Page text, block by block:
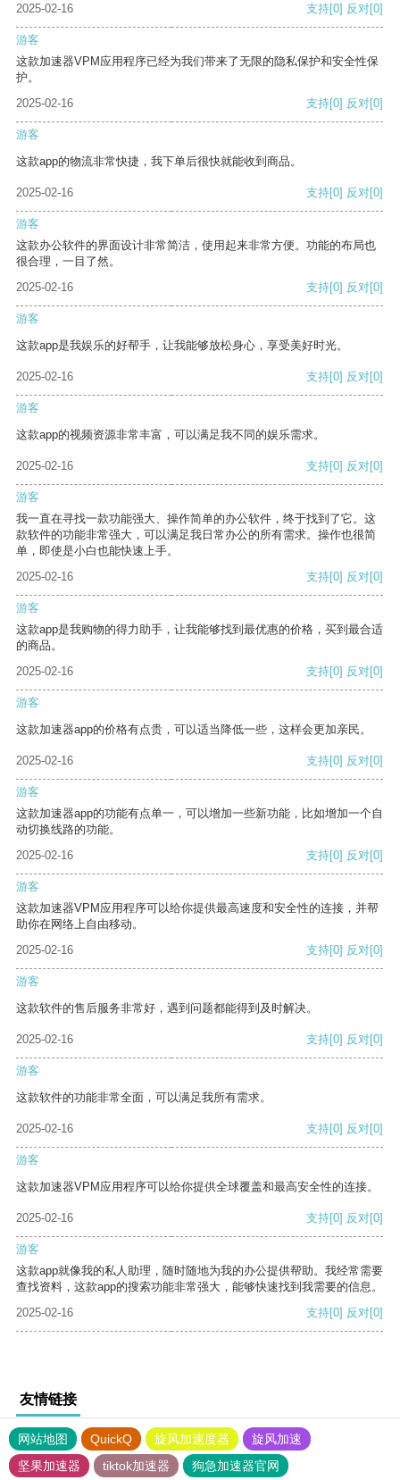
2025-02-16 支持[0] 反对[0]
游客
这款加速器VPM应用程序已经为我们带来了无限的隐私保护和安全性保
护。
2025-02-16
支持[0] 反对[0]
游客
这款app的物流非常快捷，我下单后很快就能收到商品。
2025-02-16 支持[0] 反对[0]
游客
这款办公软件的界面设计非常简洁，使用起来非常方便。功能的布局也
很合理，一目了然。
2025-02-16
支持[0] 反对[0]
游客
这款app是我娱乐的好帮手，让我能够放松身心，享受美好时光。
2025-02-16 支持[0] 反对[0]
游客
这款app的视频资源非常丰富，可以满足我不同的娱乐需求。
2025-02-16 支持[0] 反对[0]
游客
我一直在寻找一款功能强大、操作简单的办公软件，终于找到了它。这
款软件的功能非常强大，可以满足我日常办公的所有需求。操作也很简
单，即使是小白也能快速上手。
2025-02-16
支持[0] 反对[0]
游客
这款app是我购物的得力助手，让我能够找到最优惠的价格，买到最合适
的商品。
2025-02-16
支持[0] 反对[0]
游客
这款加速器app的价格有点贵，可以适当降低一些，这样会更加亲民。
2025-02-16 支持[0] 反对[0]
游客
这款加速器app的功能有点单一，可以增加一些新功能，比如增加一个自
动切换线路的功能。
2025-02-16
支持[0] 反对[0]
游客
这款加速器VPM应用程序可以给你提供最高速度和安全性的连接，并帮
助你在网络上自由移动。
2025-02-16
支持[0] 反对[0]
游客
这款软件的售后服务非常好，遇到问题都能得到及时解决。
2025-02-16 支持[0] 反对[0]
游客
这款软件的功能非常全面，可以满足我所有需求。
2025-02-16 支持[0] 反对[0]
游客
这款加速器VPM应用程序可以给你提供全球覆盖和最高安全性的连接。
2025-02-16 支持[0] 反对[0]
游客
这款app就像我的私人助理，随时随地为我的办公提供帮助。我经常需要
查找资料，这款app的搜索功能非常强大，能够快速找到我需要的信息。
2025-02-16
支持[0] 反对[0]
友情链接
网站地图 QuickQ 旋风加速度器
旋风加速
坚果加速器
tiktok加速器 狗急加速器官网